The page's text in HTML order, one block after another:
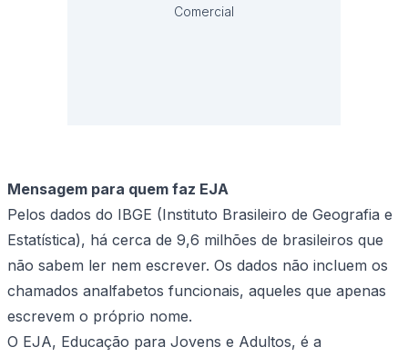
Comercial
Mensagem para quem faz EJA
Pelos dados do IBGE (Instituto Brasileiro de Geografia e
Estatística), há cerca de 9,6 milhões de brasileiros que
não sabem ler nem escrever. Os dados não incluem os
chamados analfabetos funcionais, aqueles que apenas
escrevem o próprio nome.
O EJA, Educação para Jovens e Adultos, é a